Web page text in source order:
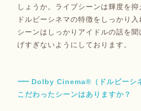
しょうか。ライブシーンは輝度を抑
ドルビーシネマの特徴をしっかり
シーンはしっかりアイドルの話を聞
げすぎないようにしております。
Dolby Cinema®（ドルビーシ
こだわったシーンはありますか？